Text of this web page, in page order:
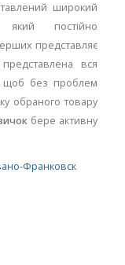
широкий
який постійно
представляє
вся
щоб без проблем
обраного товару
бере активну
Франковск